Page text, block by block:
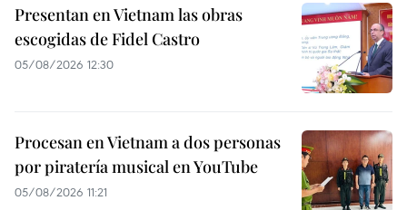
Presentan en Vietnam las obras
escogidas de Fidel Castro
05/08/2026 12:30
Procesan en Vietnam a dos personas
por piratería musical en YouTube
05/08/2026 11:21